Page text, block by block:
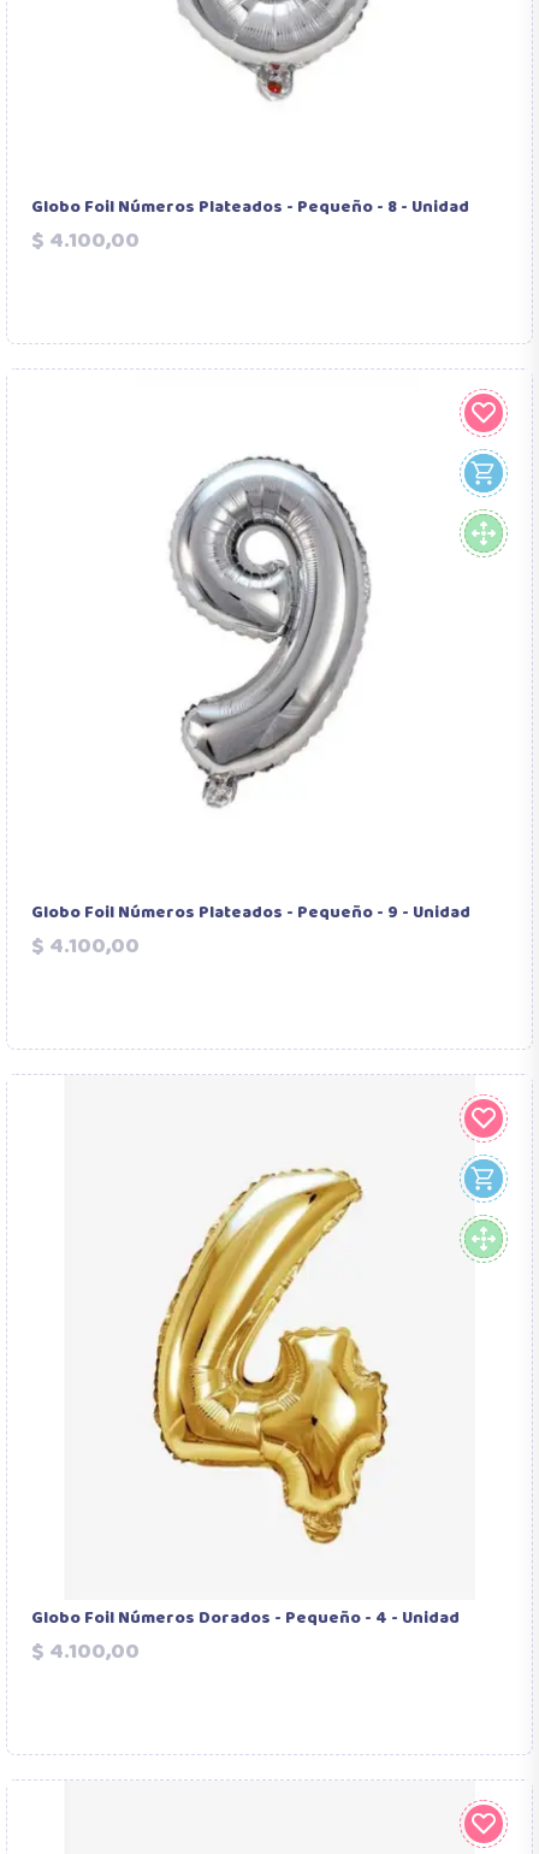
Globo Foil Números Plateados - Pequeño - 8 - Unidad
$ 4.100,00
Globo Foil Números Plateados - Pequeño - 9 - Unidad
$ 4.100,00
Globo Foil Números Dorados - Pequeño - 4 - Unidad
$ 4.100,00